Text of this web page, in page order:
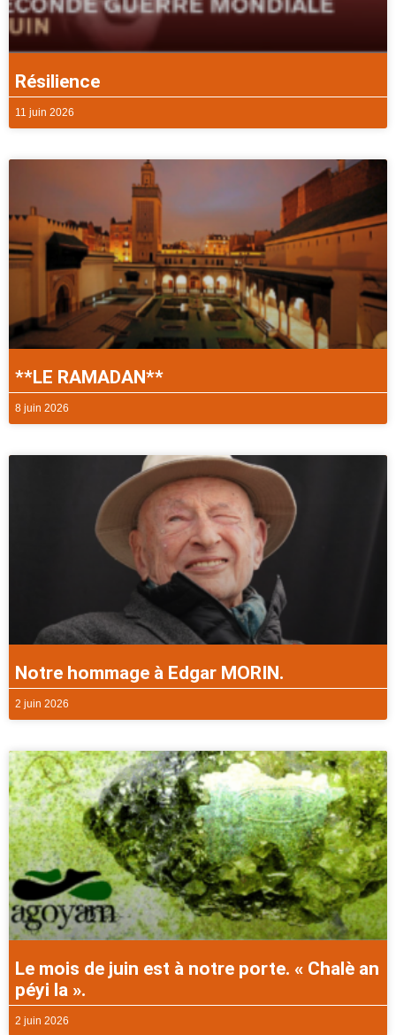
Résilience
11 juin 2026
**LE RAMADAN**
8 juin 2026
Notre hommage à Edgar MORIN.
2 juin 2026
Le mois de juin est à notre porte. « Chalè an
péyi la ».
2 juin 2026